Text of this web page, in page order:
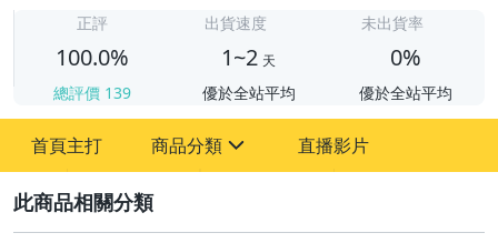
正評
100.0%
總評價 139
出貨速度
1~2 天
優於全站平均
未出貨率
0%
優於全站平均
首頁主打 商品分類
偶像、球員卡與郵幣
直播影片